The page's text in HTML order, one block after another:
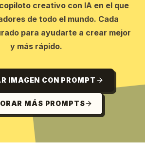
creativo con IA en el que
de todo el mundo. Cada
para ayudarte a crear mejor
y más rápido.
IMAGEN CON PROMPT
MÁS PROMPTS